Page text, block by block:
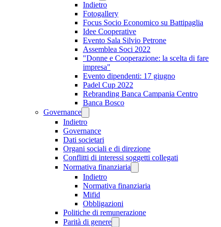
Indietro
Fotogallery
Focus Socio Economico su Battipaglia
Idee Cooperative
Evento Sala Silvio Petrone
Assemblea Soci 2022
"Donne e Cooperazione: la scelta di fare
impresa"
Evento dipendenti: 17 giugno
Padel Cup 2022
Rebranding Banca Campania Centro
Banca Bosco
Governance
Indietro
Governance
Dati societari
Organi sociali e di direzione
Conflitti di interessi soggetti collegati
Normativa finanziaria
Indietro
Normativa finanziaria
Mifid
Obbligazioni
Politiche di remunerazione
Parità di genere